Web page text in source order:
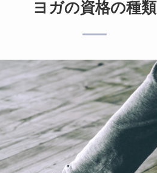
ヨガの資格の種類